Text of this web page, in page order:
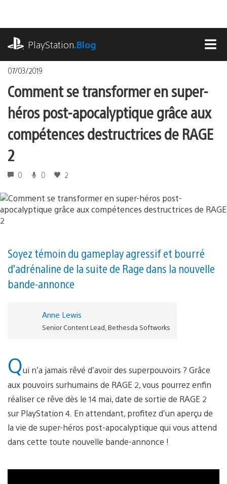
contenu
PlayStation.Blog
07/03/2019
Comment se transformer en super-
héros post-apocalyptique grâce aux
compétences destructrices de RAGE
2
0 0 2
Soyez témoin du gameplay agressif et bourré
d'adrénaline de la suite de Rage dans la nouvelle
bande-annonce
Anne Lewis
Senior Content Lead, Bethesda Softworks
Qui n’a jamais rêvé d’avoir des superpouvoirs ? Grâce
aux pouvoirs surhumains de RAGE 2, vous pourrez enfin
réaliser ce rêve dès le 14 mai, date de sortie de RAGE 2
sur PlayStation 4. En attendant, profitez d’un aperçu de
la vie de super-héros post-apocalyptique qui vous attend
dans cette toute nouvelle bande-annonce !